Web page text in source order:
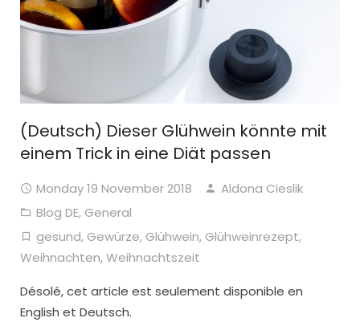
(Deutsch) Dieser Glühwein könnte mit
einem Trick in eine Diät passen
Monday 19 November 2018
Aldona Cieslik
Blog DE, General
gesund, Gewürze, Glühwein, Glühweinrezept,
Weihnachten,Weihnachtszeit
Désolé, cet article est seulement disponible en
English et Deutsch.